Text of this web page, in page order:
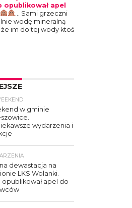
opublikował apel
… Sami grzeczni
wodę mineralną
że im do tej wody ktoś
w gminie
wydarzenia i
dewastacja na
LKS Wolanki.
opublikował apel do